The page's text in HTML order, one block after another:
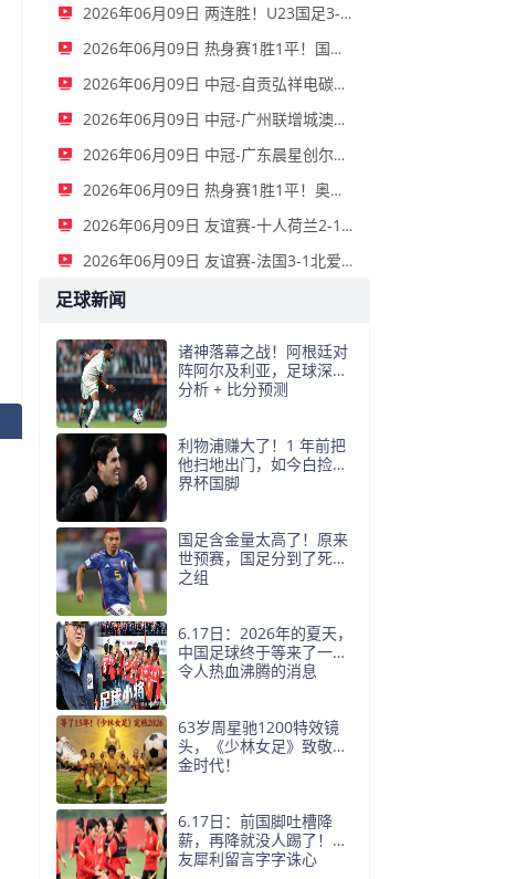
2026年06月09日 两连胜！U23国足3-0塔吉克斯坦 木塔力甫闪击+造点向余望点射
2026年06月09日 热身赛1胜1平！国足主场0-0泰国 张玉宁抢点中柱国足24脚射门未果
2026年06月09日 中冠-自贡弘祥电碳0-2四川叁壹捌重龙 李尚霖、邹齐破门
2026年06月09日 中冠-广州联增城澳体1-1广州黄埔志诚 莫汝恒绝平
2026年06月09日 中冠-广东晨星创尔特2-1泰州早茶黑马 罗凯、王伟轩破门
2026年06月09日 热身赛1胜1平！奥亚萨瓦尔开场闪击西班牙3-1秘鲁 16日世界杯首战
2026年06月09日 友谊赛-十人荷兰2-1绝杀乌兹别克斯坦 加克波双响+补时读秒点射
2026年06月09日 友谊赛-法国3-1北爱尔兰 奥利塞戴帽姆巴佩失良机+进球被吹
足球新闻
诸神落幕之战！阿根廷对
阵阿尔及利亚，足球深度
分析 + 比分预测
利物浦赚大了！1 年前把
他扫地出门，如今白捡世
界杯国脚
国足含金量太高了！原来
世预赛，国足分到了死亡
之组
6.17日：2026年的夏天，
中国足球终于等来了一条
令人热血沸腾的消息
63岁周星驰1200特效镜
头，《少林女足》致敬黄
金时代！
6.17日：前国脚吐槽降
薪，再降就没人踢了！网
友犀利留言字字诛心